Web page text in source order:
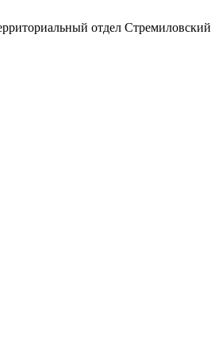
отдел Стремиловский